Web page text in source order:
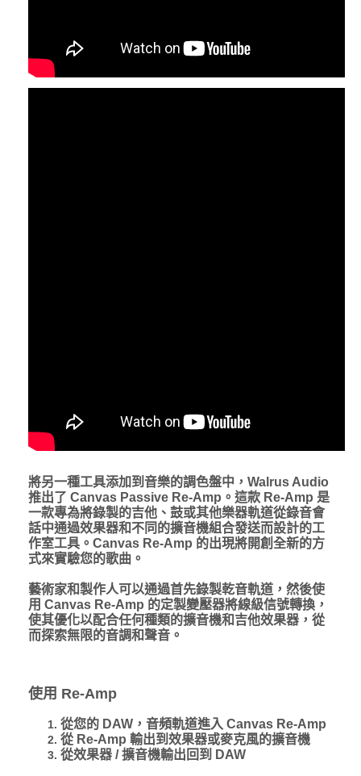
將另一種工具添加到音樂的調色盤中，Walrus Audio
推出了 Canvas Passive Re-Amp。這款 Re-Amp 是
一款專為將錄製的吉他、鼓或其他樂器軌道從錄音會
話中通過效果器和不同的擴音機組合發送而設計的工
作室工具。Canvas Re-Amp 的出現將開創全新的方
式來實驗您的歌曲。
藝術家和製作人可以通過首先錄製乾音軌道，然後使
用 Canvas Re-Amp 的定製變壓器將線級信號轉換，
使其優化以配合任何種類的擴音機和吉他效果器，從
而探索無限的音調和聲音。
使用 Re-Amp
從您的 DAW，音頻軌道進入 Canvas Re-Amp
從 Re-Amp 輸出到效果器或麥克風的擴音機
從效果器 / 擴音機輸出回到 DAW